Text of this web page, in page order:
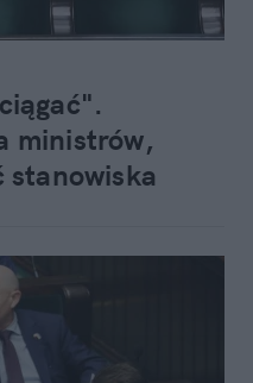
ministrów,
stanowiska